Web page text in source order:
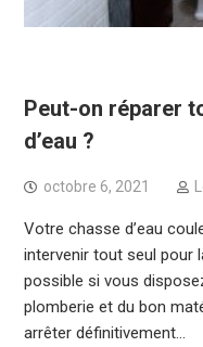
Peut-on réparer
d’eau ?
octobre 6, 2021
Votre chasse d’eau
intervenir tout seul pour
possible si vous
plomberie et du bon
arrêter définitivement…